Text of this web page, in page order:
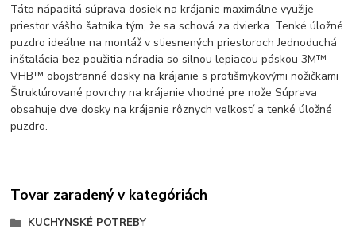
Táto nápaditá súprava dosiek na krájanie maximálne využije
priestor vášho šatníka tým, že sa schová za dvierka. Tenké úložné
puzdro ideálne na montáž v stiesnených priestoroch Jednoduchá
inštalácia bez použitia náradia so silnou lepiacou páskou 3M™
VHB™ obojstranné dosky na krájanie s protišmykovými nožičkami
Štruktúrované povrchy na krájanie vhodné pre nože Súprava
obsahuje dve dosky na krájanie rôznych veľkostí a tenké úložné
puzdro.
Tovar zaradený v kategóriách
KUCHYNSKÉ POTREBY